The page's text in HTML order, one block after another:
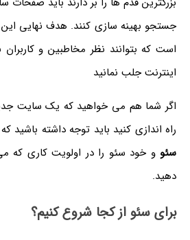
جستجو بهینه سازی کنند. هدف نهایی
است که بتوانند نظر مخاطبین و
اینترنت جلب نمانید
اگر شما هم می خواهید که یک سایت
راه اندازی کنید باید توجه داشته باشید
سئوو خود سئو را در اولویت کاری که می
دهید.
برای سئو از کجا شروع کنیم؟